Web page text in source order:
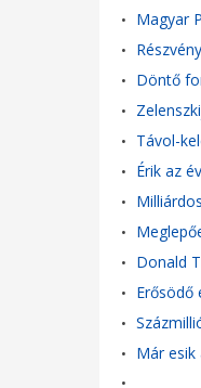
• Magyar
•
• Döntő
•
• Távol-
• Érik az
•
•
• Donald
• Erősödő
•
• Már esik
•